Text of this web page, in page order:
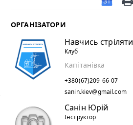
ОРГАНІЗАТОРИ
Навчись стріляти
Клуб
Капітанівка
+380(67)209-66-07
sanin.kiev@gmail.com
Санін Юрій
Інструктор